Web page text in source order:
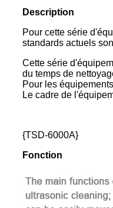
Description
Pour cette série
standards actuels
Cette série
du temps de
Pour les
Le cadre de
{TSD-6000A}
Fonction